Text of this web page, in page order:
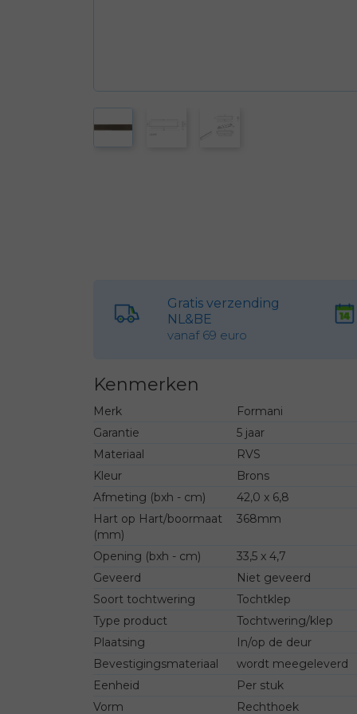
Gratis verzending
NL&BE
vanaf 69 euro
Kenmerken
Merk
Formani
Garantie
5 jaar
Materiaal
RVS
Kleur
Brons
Afmeting (bxh - cm)
42,0 x 6,8
Hart op Hart/boormaat
(mm)
368mm
Opening (bxh - cm)
33,5 x 4,7
Geveerd
Niet geveerd
Soort tochtwering
Tochtklep
Type product
Tochtwering/klep
Plaatsing
In/op de deur
Bevestigingsmateriaal
wordt meegeleverd
Eenheid
Per stuk
Vorm
Rechthoek